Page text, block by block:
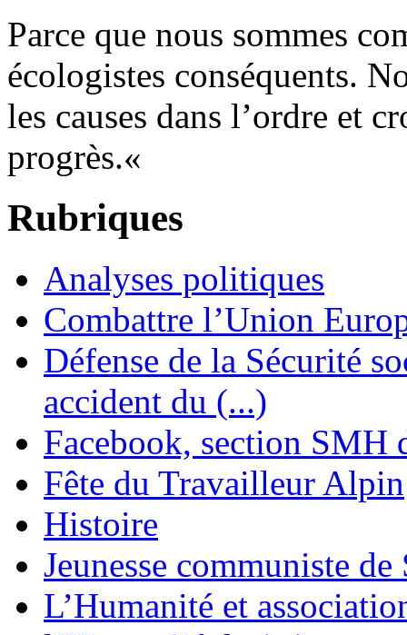
Parce que nous sommes
écologistes conséquents.
les causes dans l’ordre et
progrès.«
Rubriques
Analyses politiques
Combattre l’Union
Défense de la Sécurité
accident du (...)
Facebook, section SMH
Fête du Travailleur Alpin
Histoire
Jeunesse communiste
L’Humanité et